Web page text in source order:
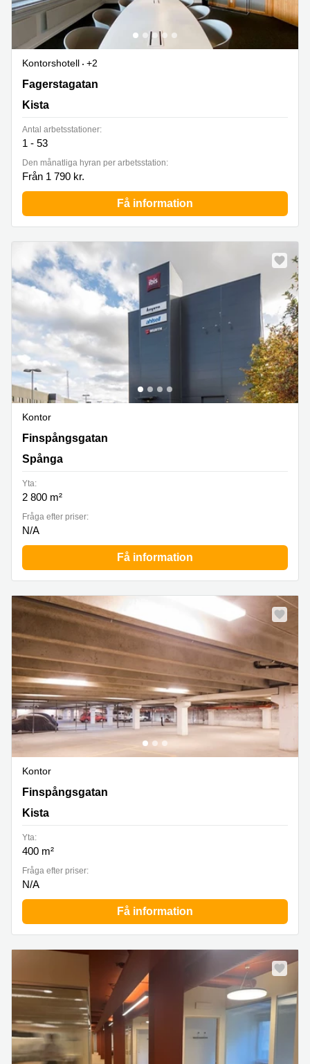
Kontorshotell
+2
Fagerstagatan 58,Stockholm Hofors 1,Spånga, Kista
Fagerstagatan
Kista
Antal arbetsstationer:
1 - 53
Den månatliga hyran per arbetsstation:
Från 1 790 kr.
Få information
Kontor
Finspångsgatan 54 B, Spånga
Finspångsgatan
Spånga
Yta:
2 800 m²
Fråga efter priser:
N/A
Få information
Kontor
Spånga, Finspångsgatan 54 B, Kista
Finspångsgatan
Kista
Yta:
400 m²
Fråga efter priser:
N/A
Få information